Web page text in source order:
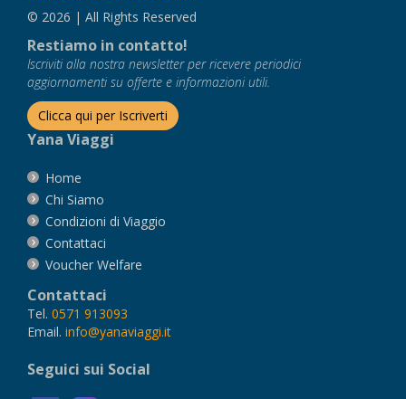
© 2026 | All Rights Reserved
Restiamo in contatto!
Iscriviti alla nostra newsletter per ricevere periodici
aggiornamenti su offerte e informazioni utili.
Clicca qui per Iscriverti
Yana Viaggi
Home
Chi Siamo
Condizioni di Viaggio
Contattaci
Voucher Welfare
Contattaci
Tel. 0571 913093
Email. info@yanaviaggi.it
Seguici sui Social